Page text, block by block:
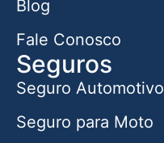
Blog
Fale Conosco
Seguros
Seguro Automotivo
Seguro para Moto